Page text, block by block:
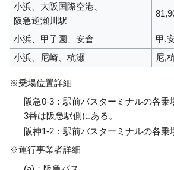
小浜、大阪国際空港、
阪急逆瀬川駅
小浜、甲子園、安倉 甲,
小浜、尼崎、杭瀬
尼,
※乗場位置詳細
阪急0-3：駅前バスターミナルの各乗
3番は阪急駅側にある。
阪神1-2：駅前バスターミナルの各乗
※運行事業者詳細